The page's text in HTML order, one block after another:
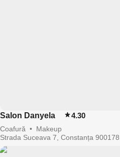
Salon Danyela 4.30
Coafură • Makeup
Strada Suceava 7, Constanța 900178